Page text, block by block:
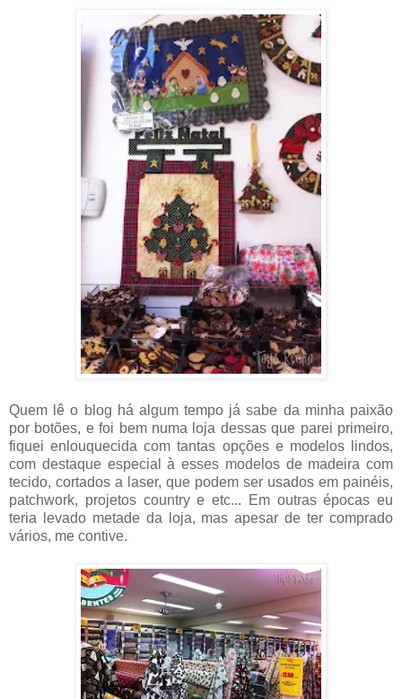
Quem lê o blog há algum tempo já sabe da minha paixão
por botões, e foi bem numa loja dessas que parei primeiro,
fiquei enlouquecida com tantas opções e modelos lindos,
com destaque especial à esses modelos de madeira com
tecido, cortados a laser, que podem ser usados em painéis,
patchwork, projetos country e etc... Em outras épocas eu
teria levado metade da loja, mas apesar de ter comprado
vários, me contive.